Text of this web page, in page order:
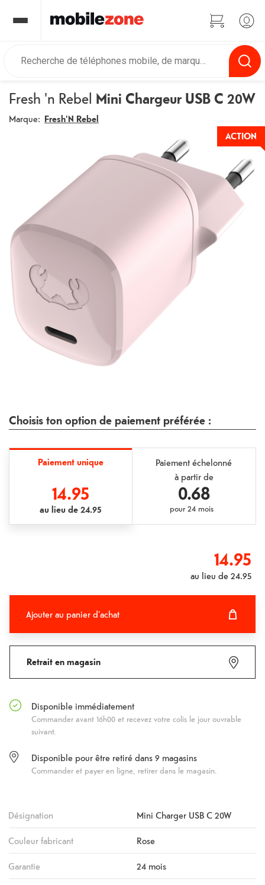
Fresh 'n Rebel Mini Chargeur USB C 20W
Marque: Fresh'N Rebel
ACTION
Choisis ton option de paiement préférée :
Paiement unique
14.95
au lieu de24.95
Paiement échelonné
à partir de
0.68
pour24 mois
14.95
au lieu de24.95
Ajouter au panier d'achat
Retrait en magasin
Disponible immédiatement
Commander avant 16h00 et recevez votre colis le jour ouvrable
suivant.
Disponible pour être retiré dans 9 magasins
Commander et payer en ligne, retirer dans le magasin.
Désignation Mini Charger USB C 20W
Couleur fabricant Rose
Garantie 24 mois